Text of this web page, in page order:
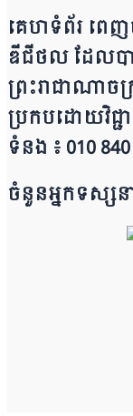
គេហទំព័រ ពេញ
ឌីជីថល ដែ​លប
ព្រះរាជាណាច
ប្រក​ប​ដោ​​​​​​យ​វិជ្ជ
ទំនង ៖ 010
ចំនួនអ្នកទស្សន